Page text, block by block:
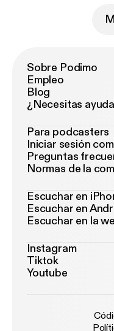
Sobre Podimo
Empleo
Blog
¿Necesitas
Para podcasters
Iniciar sesión
Preguntas
Normas de la
Escuchar en
Escuchar en
Escuchar en la
Instagram
Tiktok
Youtube